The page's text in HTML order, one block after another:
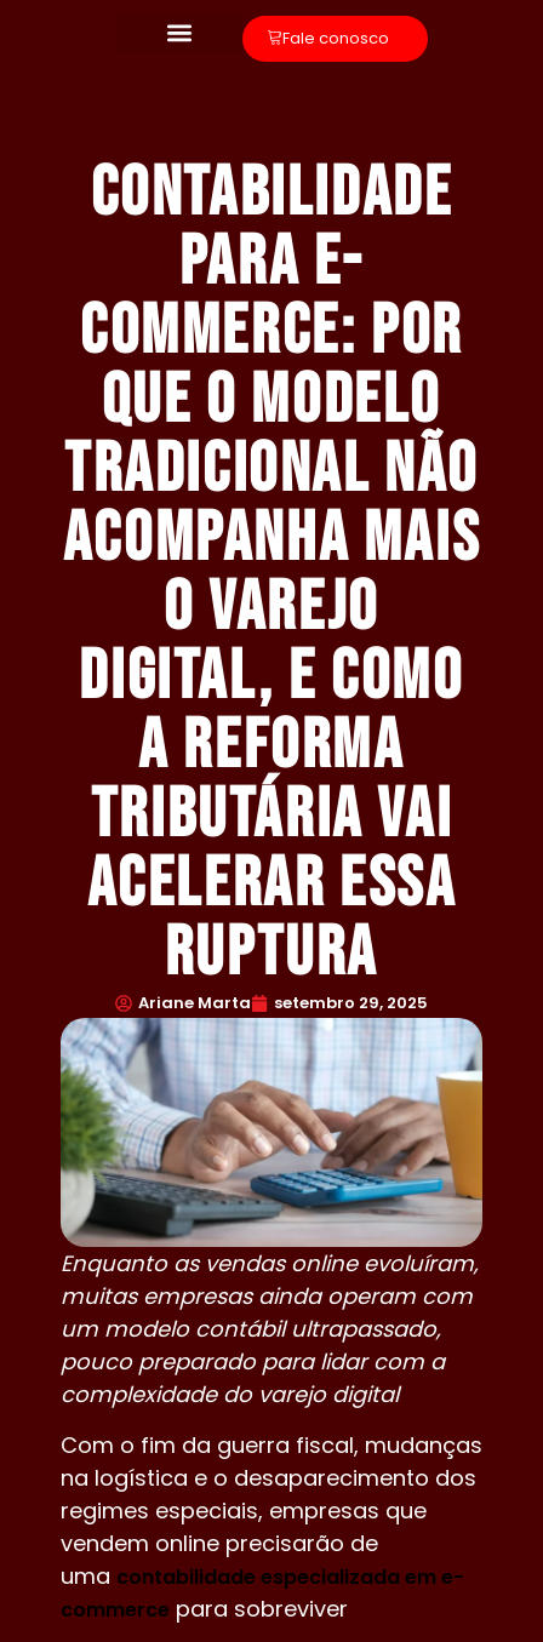
Fale conosco
Contabilidade
para e-
commerce: por
que o modelo
tradicional não
acompanha mais
o varejo
digital, e como
a reforma
tributária vai
acelerar essa
ruptura
Ariane Marta setembro 29, 2025
Enquanto as vendas online evoluíram,
muitas empresas ainda operam com
um modelo contábil ultrapassado,
pouco preparado para lidar com a
complexidade do varejo digital
Com o fim da guerra fiscal, mudanças
na logística e o desaparecimento dos
regimes especiais, empresas que
vendem online precisarão de
uma contabilidade especializada em e-
commerce para sobreviver